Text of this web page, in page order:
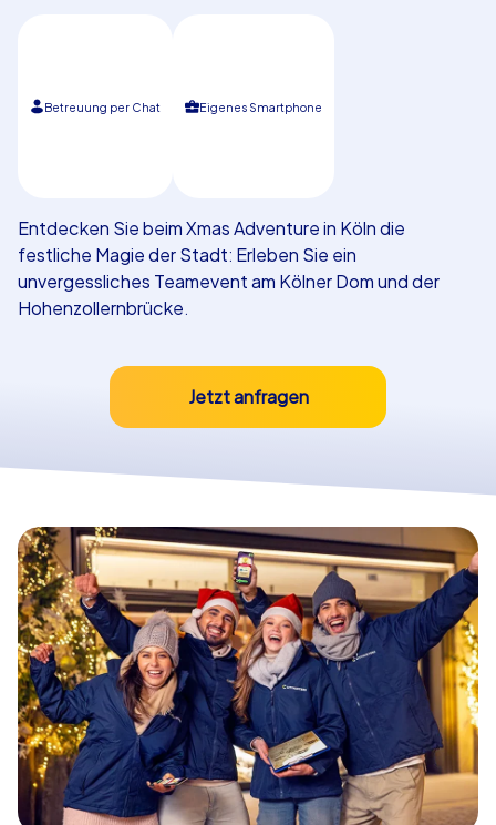
Betreuung per Chat Eigenes Smartphone
Entdecken Sie beim Xmas Adventure in Köln die
festliche Magie der Stadt: Erleben Sie ein
unvergessliches Teamevent am Kölner Dom und der
Hohenzollernbrücke.
Jetzt anfragen